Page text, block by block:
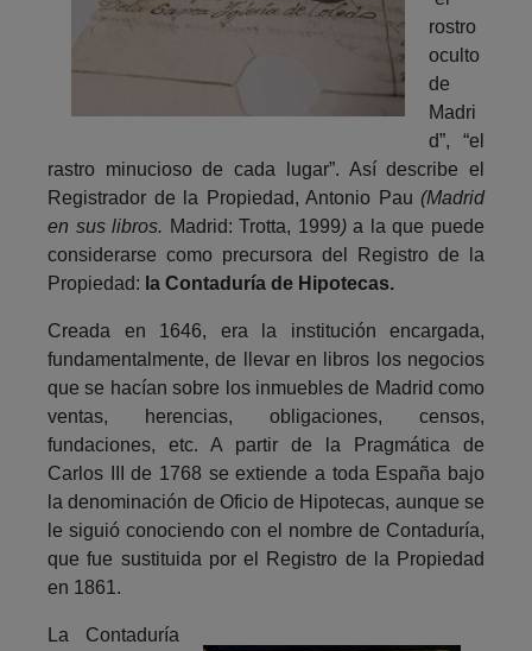
rostro
oculto
de
Madri
d”, “el
rastro minucioso de cada lugar”. Así describe el
Registrador de la Propiedad, Antonio Pau (Madrid
en sus libros. Madrid: Trotta, 1999)a la que puede
considerarse como precursora del Registro de la
Propiedad: la Contaduría de Hipotecas.
Creada en 1646, era la institución encargada,
fundamentalmente, de llevar en libros los negocios
que se hacían sobre los inmuebles de Madrid como
ventas, herencias, obligaciones, censos,
fundaciones, etc. A partir de la Pragmática de
Carlos III de 1768 se extiende a toda España bajo
la denominación de Oficio de Hipotecas, aunque se
le siguió conociendo con el nombre de Contaduría,
que fue sustituida por el Registro de la Propiedad
en 1861.
La Contaduría